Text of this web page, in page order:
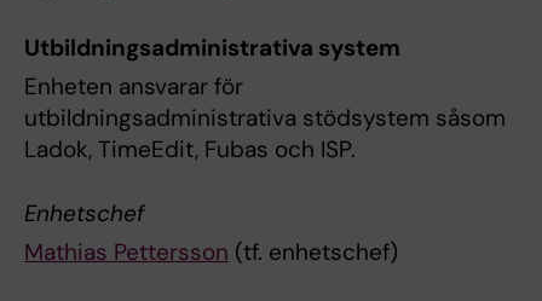
Utbildningsadministrativa system
Enheten ansvarar för
utbildningsadministrativa stödsystem såsom
Ladok, TimeEdit, Fubas och ISP.
Enhetschef
Mathias Pettersson (tf. enhetschef)